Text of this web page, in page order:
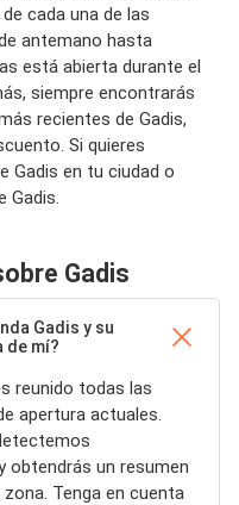
cada una de las
antemano hasta
está abierta durante el
siempre encontrarás
recientes de Gadis,
Si quieres
Gadis en tu ciudad o
Gadis.
Gadis
Gadis y su
de mí?
reunido todas las
apertura actuales.
obtendrás un resumen
Tenga en cuenta